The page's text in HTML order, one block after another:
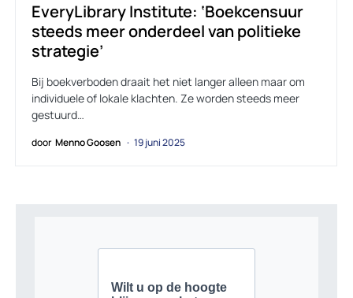
EveryLibrary Institute: ‘Boekcensuur
steeds meer onderdeel van politieke
strategie’
Bij boekverboden draait het niet langer alleen maar om
individuele of lokale klachten. Ze worden steeds meer
gestuurd…
door Menno Goosen 19 juni 2025